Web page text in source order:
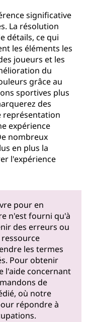
significative
La résolution
détails, ce qui
les éléments les
joueurs et les
du
grâce au
sportives plus
des
représentation
expérience
nombreux
en plus la
l'expérience
pour en
n'est fourni qu'à
des erreurs ou
les termes
Pour obtenir
l'aide concernant
de
où notre
répondre à